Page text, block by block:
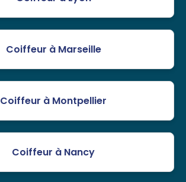
Coiffeur à Marseille
Coiffeur à Montpellier
Coiffeur à Nancy